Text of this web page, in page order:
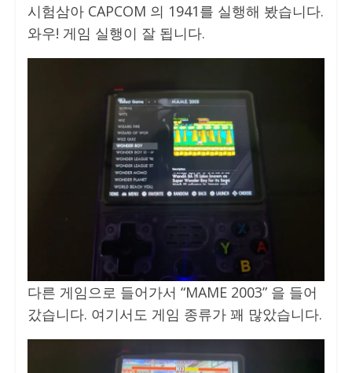
시험삼아 CAPCOM 의 1941를 실행해 봤습니다.
와우! 게임 실행이 잘 됩니다.
다른 게임으로 들어가서 “MAME 2003” 을 들어
갔습니다. 여기서도 게임 종류가 꽤 많았습니다.